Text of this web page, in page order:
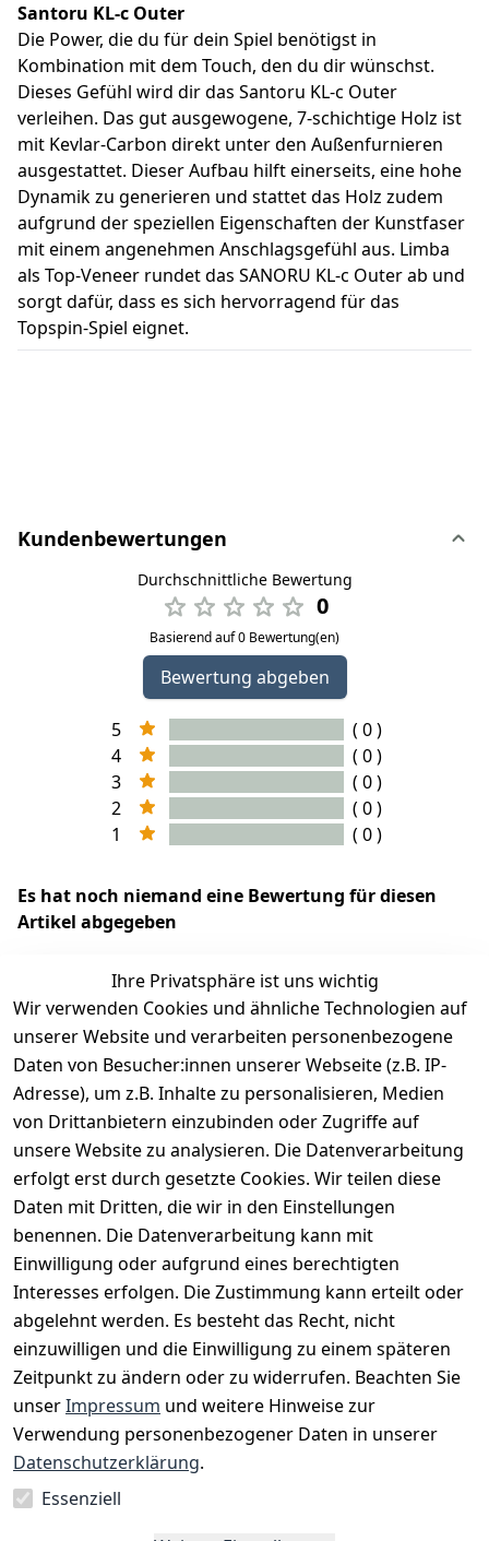
Santoru KL-c Outer
Die Power, die du für dein Spiel benötigst in
Kombination mit dem Touch, den du dir wünschst.
Dieses Gefühl wird dir das Santoru KL-c Outer
verleihen. Das gut ausgewogene, 7-schichtige Holz ist
mit Kevlar-Carbon direkt unter den Außenfurnieren
ausgestattet. Dieser Aufbau hilft einerseits, eine hohe
Dynamik zu generieren und stattet das Holz zudem
aufgrund der speziellen Eigenschaften der Kunstfaser
mit einem angenehmen Anschlagsgefühl aus. Limba
als Top-Veneer rundet das SANORU KL-c Outer ab und
sorgt dafür, dass es sich hervorragend für das
Topspin-Spiel eignet.
Kundenbewertungen
Durchschnittliche Bewertung
0
Basierend auf 0 Bewertung(en)
Bewertung abgeben
5
( 0 )
4
( 0 )
3
( 0 )
2
( 0 )
1
( 0 )
Es hat noch niemand eine Bewertung für diesen
Artikel abgegeben
EU-Verantwortliche Person - klicken Sie für Details
Ihre Privatsphäre ist uns wichtig
Wir verwenden Cookies und ähnliche Technologien auf
unserer Website und verarbeiten personenbezogene
Daten von Besucher:innen unserer Webseite (z.B. IP-
Adresse), um z.B. Inhalte zu personalisieren, Medien
von Drittanbietern einzubinden oder Zugriffe auf
unsere Website zu analysieren. Die Datenverarbeitung
erfolgt erst durch gesetzte Cookies. Wir teilen diese
Daten mit Dritten, die wir in den Einstellungen
benennen. Die Datenverarbeitung kann mit
Einwilligung oder aufgrund eines berechtigten
Interesses erfolgen. Die Zustimmung kann erteilt oder
abgelehnt werden. Es besteht das Recht, nicht
einzuwilligen und die Einwilligung zu einem späteren
Zeitpunkt zu ändern oder zu widerrufen. Beachten Sie
unserImpressum und weitere Hinweise zur
Verwendung personenbezogener Daten in unserer
Datenschutzerklärung.
Essenziell
Rechtliches
AGB
Impressum
Datenschutze
rklärung
Barrierefreihe
Services
Kontakt
Registrieren
Katalog
Zahlungsm
öglichkeite
n
Vorkasse
PayPal
Versanddie
nstleister
Post